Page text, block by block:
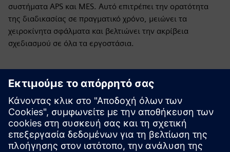
συστήματα APS και MES. Αυτό επιτρέπει την ορατότητα
της διαδικασίας σε πραγματικό χρόνο, μειώνει τα
χειροκίνητα σφάλματα και βελτιώνει την ακρίβεια
σχεδιασμού σε όλα τα εργοστάσια.
Εξερευνήστε πόρους και
σχετικά προϊόντα